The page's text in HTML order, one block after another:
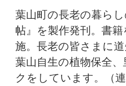
葉山町の長老の暮ら
帖』を製作発刊。書
施。長老の皆さまに
葉山自生の植物保全
クをしています。（